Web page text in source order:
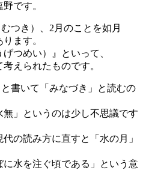
です。
つき）、2月のことを如月
ます。
つめい）』といって、
えられたものです。
書いて「みなづき」と読むの
」というのは少し不思議です
の読み方に直すと「水の月」
に水を注ぐ頃である」という意